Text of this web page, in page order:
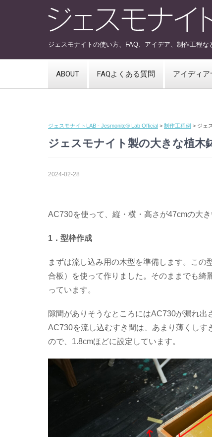
ジェスモナイトの使い方、FAQ、アイデア、制作工程な
ABOUT FAQよくある質問 アイディ
ジェスモナイトLAB - Jesmonite® Lab Official > 制作工程例 > ジェ
ジェスモナイト製の大きな植木
2024-02-28
AC730を使って、縦・横・高さが47cmの大き
1．型枠作成
まずは流し込み用の木型を準備します。こ
合板）を使って作りました。そのままでも綺
っています。
隙間がありそうなところにはAC730が漏れ出
AC730を流し込むすき間は、あまり薄くしす
ので、1.8cmほどに設定しています。